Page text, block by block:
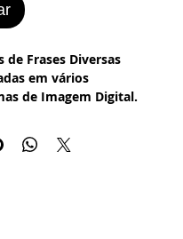
de Frases Diversas
em vários
de Imagem Digital.
as Imagens).